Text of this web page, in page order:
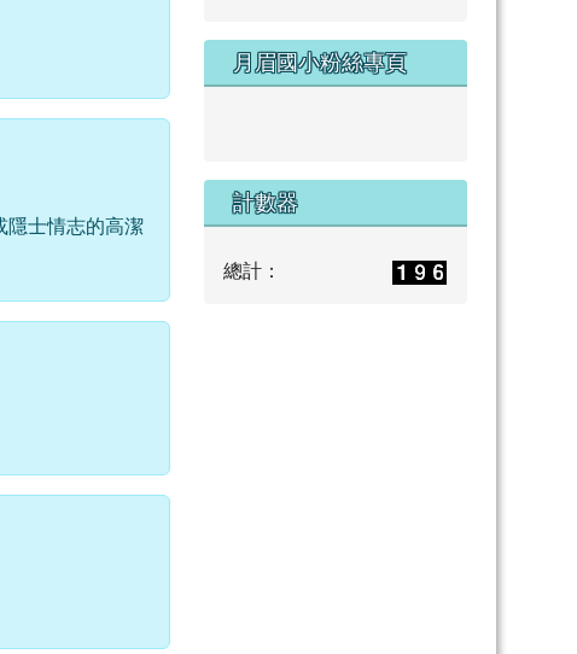
隱士情志的高潔
月眉國小粉絲專頁
計數器
總計：